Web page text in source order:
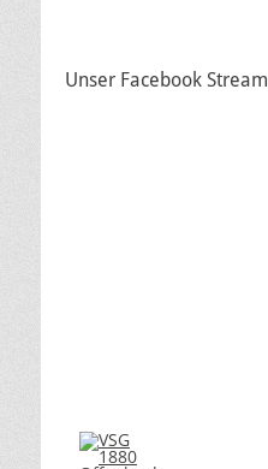
Unser Facebook Stream